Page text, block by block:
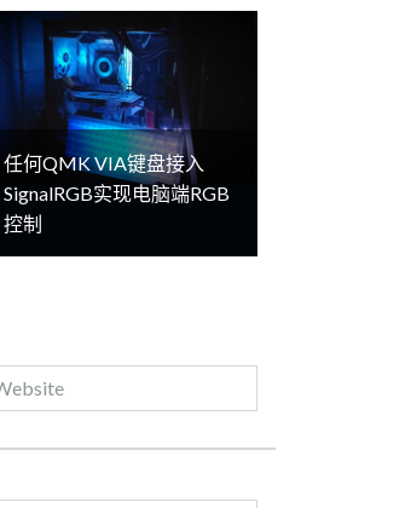
任何QMK VIA键盘接入
SignalRGB实现电脑端RGB
控制